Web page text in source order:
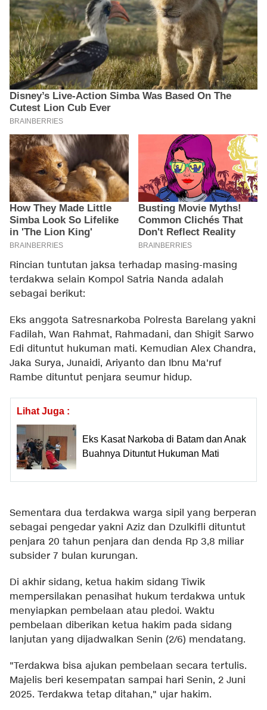
Rincian tuntutan jaksa terhadap masing-masing
terdakwa selain Kompol Satria Nanda adalah
sebagai berikut:
Eks anggota Satresnarkoba Polresta Barelang yakni
Fadilah, Wan Rahmat, Rahmadani, dan Shigit Sarwo
Edi dituntut hukuman mati. Kemudian Alex Chandra,
Jaka Surya, Junaidi, Ariyanto dan Ibnu Ma'ruf
Rambe dituntut penjara seumur hidup.
Lihat Juga :
Eks Kasat Narkoba di Batam dan Anak
Buahnya Dituntut Hukuman Mati
Sementara dua terdakwa warga sipil yang berperan
sebagai pengedar yakni Aziz dan Dzulkifli dituntut
penjara 20 tahun penjara dan denda Rp 3,8 miliar
subsider 7 bulan kurungan.
Di akhir sidang, ketua hakim sidang Tiwik
mempersilakan penasihat hukum terdakwa untuk
menyiapkan pembelaan atau pledoi. Waktu
pembelaan diberikan ketua hakim pada sidang
lanjutan yang dijadwalkan Senin (2/6) mendatang.
"Terdakwa bisa ajukan pembelaan secara tertulis.
Majelis beri kesempatan sampai hari Senin, 2 Juni
2025. Terdakwa tetap ditahan," ujar hakim.